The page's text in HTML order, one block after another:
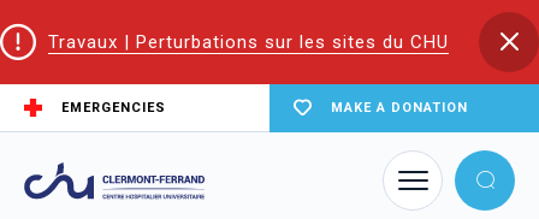
Travaux | Perturbations sur les sites du CHU
EMERGENCIES MAKE A DONATION
Home